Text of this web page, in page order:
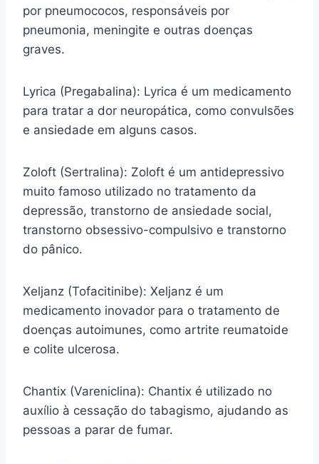
por pneumococos, responsáveis por
pneumonia, meningite e outras doenças
graves.
Lyrica (Pregabalina): Lyrica é um medicamento
para tratar a dor neuropática, como convulsões
e ansiedade em alguns casos.
Zoloft (Sertralina): Zoloft é um antidepressivo
muito famoso utilizado no tratamento da
depressão, transtorno de ansiedade social,
transtorno obsessivo-compulsivo e transtorno
do pânico.
Xeljanz (Tofacitinibe): Xeljanz é um
medicamento inovador para o tratamento de
doenças autoimunes, como artrite reumatoide
e colite ulcerosa.
Chantix (Vareniclina): Chantix é utilizado no
auxílio à cessação do tabagismo, ajudando as
pessoas a parar de fumar.